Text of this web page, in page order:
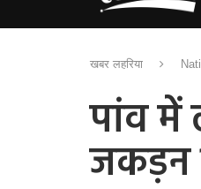
खबर लहरिया
पांव में
जकड़न